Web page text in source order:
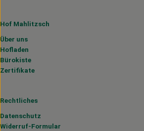
Hof Mahlitzsch
Über uns
Hofladen
Bürokiste
Zertifikate
Rechtliches
Datenschutz
Widerruf-Formular